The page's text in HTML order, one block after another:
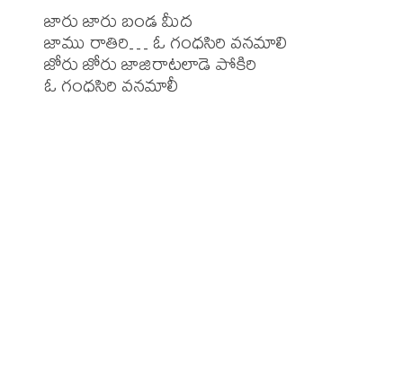
జారు జారు బండ మీద
జాము రాతిరి… ఓ గంధసిరి వనమాలి
జోరు జోరు జాజిరాటలాడె పోకిరి
ఓ గంధసిరి వనమాలీ